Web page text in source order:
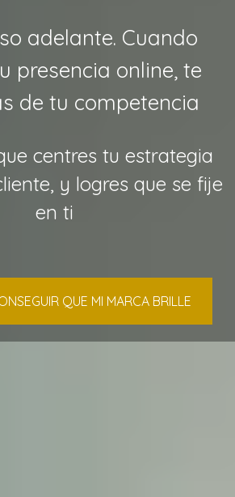
adelante. Cuando
presencia online, te
de tu competencia
centres tu estrategia
y logres que se fije
en ti
QUE MI MARCA BRILLE